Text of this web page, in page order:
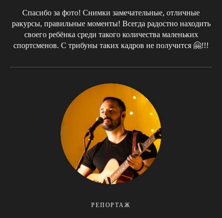
Спасибо за фото! Снимки замечательные, отличные
ракурсы, правильные моменты! Всегда радостно находить
своего ребёнка среди такого количества маленьких
спортсменов. С трибуны таких кадров не получится 🤗!!!
РЕПОРТАЖ